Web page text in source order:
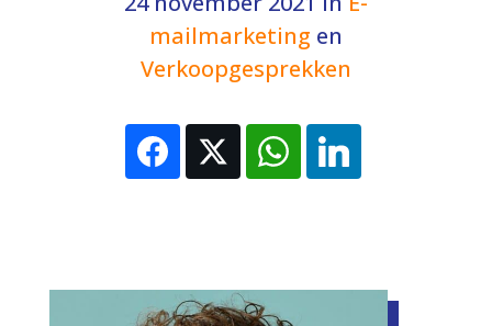
mailmarketing en
Verkoopgesprekken